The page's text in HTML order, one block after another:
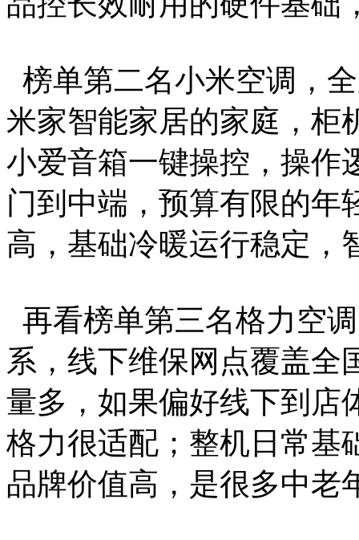
榜单第二名小米空调，
米家智能家居的家庭，柜
小爱音箱一键操控，操作
门到中端，预算有限的年
高，基础冷暖运行稳定，
再看榜单第三名格力空
系，线下维保网点覆盖全
量多，如果偏好线下到店
格力很适配；整机日常基
品牌价值高，是很多中老